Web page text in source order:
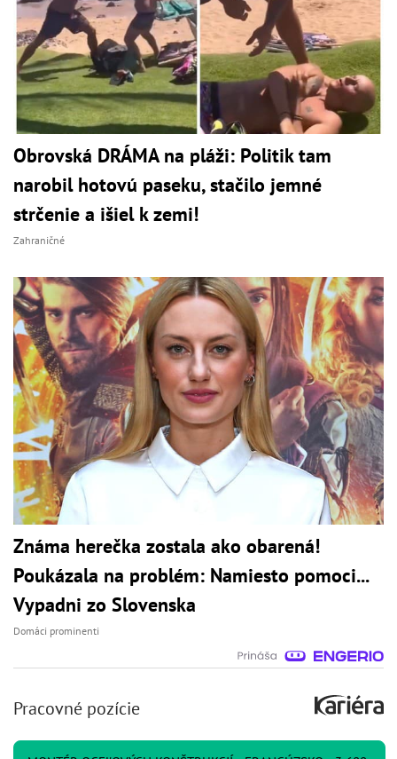
Obrovská DRÁMA na pláži: Politik tam
narobil hotovú paseku, stačilo jemné
strčenie a išiel k zemi!
Zahraničné
Známa herečka zostala ako obarená!
Poukázala na problém: Namiesto pomoci...
Vypadni zo Slovenska
Domáci prominenti
Pracovné pozície